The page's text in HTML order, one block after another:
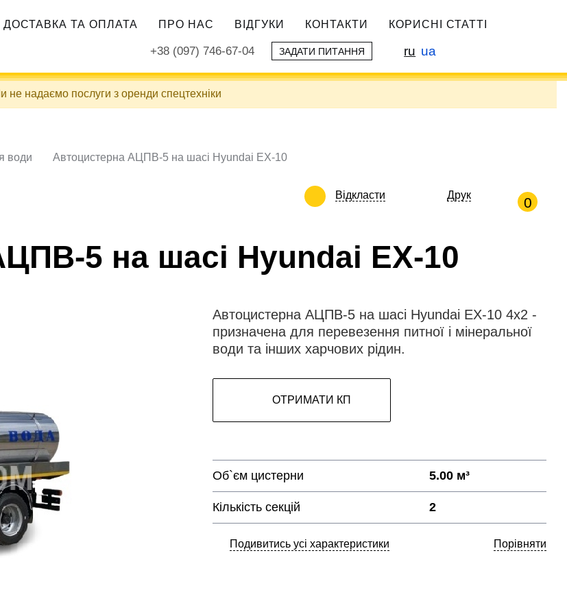
ДОСТАВКА ТА ОПЛАТА ПРО НАС ВІДГУКИ КОНТАКТИ КОРИСНІ СТАТТІ
+38 (097) 746-67-04 ЗАДАТИ ПИТАННЯ ru ua
не надаємо послуги з оренди спецтехніки
води Автоцистерна АЦПВ-5 на шасі Hyundai EX-10
Відкласти Друк 0
5 на шасі Hyundai EX-10
Автоцистерна АЦПВ-5 на шасі Hyundai EX-10 4х2 -
призначена для перевезення питної і мінеральної
води та інших харчових рідин.
ОТРИМАТИ КП
Об`єм цистерни 5.00 м³
Кількість секцій 2
Подивитись усі характеристики Порівняти